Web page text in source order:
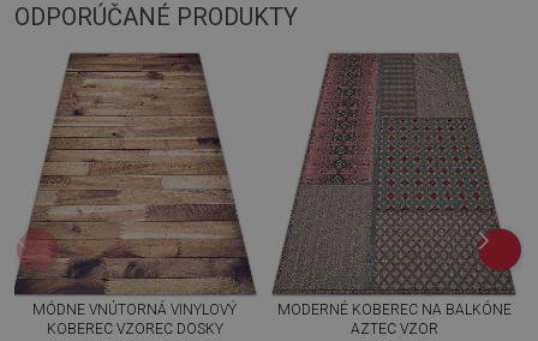
ODPORÚČANÉ PRODUKTY
MÓDNE VNÚTORNÁ VINYLOVÝ
KOBEREC VZOREC DOSKY
MODERNÉ KOBEREC NA BALKÓNE
AZTEC VZOR